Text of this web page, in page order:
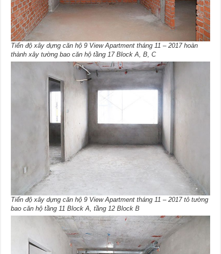
Tiến độ xây dựng căn hộ 9 View Apartment tháng 11 – 2017 hoàn
thành xây tường bao căn hộ tầng 17 Block A, B, C
Tiến độ xây dựng căn hộ 9 View Apartment tháng 11 – 2017 tô tường
bao căn hộ tầng 11 Block A, tầng 12 Block B